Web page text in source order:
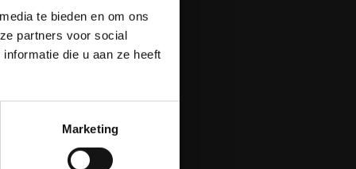
te bieden en om ons
partners voor social
die u aan ze heeft
Marketing